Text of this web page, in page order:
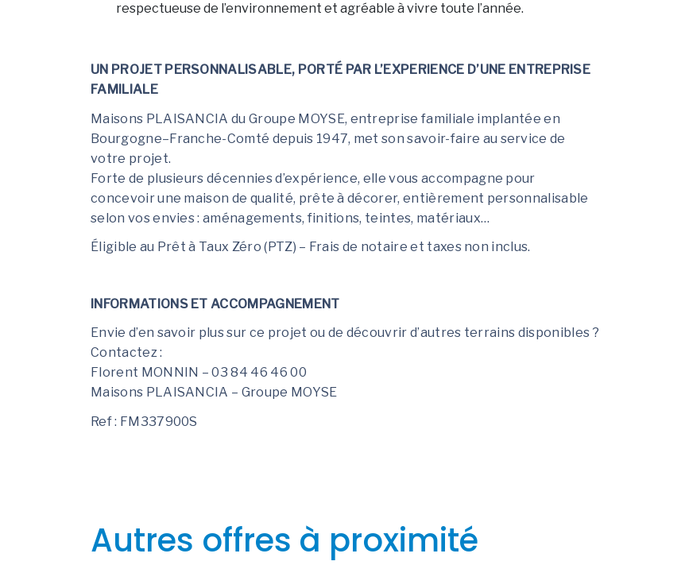
respectueuse de l’environnement et agréable à vivre toute l’année.
UN PROJET PERSONNALISABLE, PORTÉ PAR L’EXPERIENCE D’UNE ENTREPRISE
FAMILIALE
Maisons PLAISANCIA du Groupe MOYSE, entreprise familiale implantée en
Bourgogne–Franche-Comté depuis 1947, met son savoir-faire au service de
votre projet.
Forte de plusieurs décennies d’expérience, elle vous accompagne pour
concevoir une maison de qualité, prête à décorer, entièrement personnalisable
selon vos envies : aménagements, finitions, teintes, matériaux…
Éligible au Prêt à Taux Zéro (PTZ) – Frais de notaire et taxes non inclus.
INFORMATIONS ET ACCOMPAGNEMENT
Envie d’en savoir plus sur ce projet ou de découvrir d’autres terrains disponibles ?
Contactez :
Florent MONNIN – 03 84 46 46 00
Maisons PLAISANCIA – Groupe MOYSE
Ref : FM337900S
Autres offres à proximité